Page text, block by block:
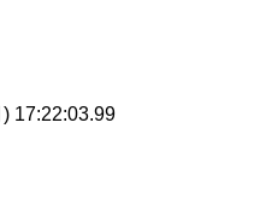
) 17:22:03.99